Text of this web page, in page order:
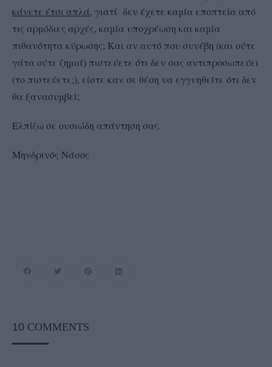
κάνετε έτσι απλά, γιατί δεν έχετε καμία εποπτεία από
τις αρμόδιες αρχές, καμία υποχρέωση και καμία
πιθανότητα κύρωσης; Και αν αυτό που συνέβη (και ούτε
γάτα ούτε ζημιά) πιστεύετε ότι δεν σας αντιπροσωπεύει
(το πιστεύετε;), είστε καν σε θέση να εγγυηθείτε ότι δεν
θα ξανασυμβεί;
Ελπίζω σε ουσιώδη απάντηση σας.
Μηνδρινός Νάσος
10 COMMENTS